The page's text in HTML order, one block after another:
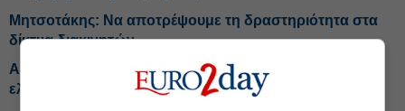
Μητσοτάκης: Να αποτρέψουμε τη δραστηριότητα στα
δίκτυα διακινητών
Alpha Bank συνεργασία με ΕΤΕπ για στήριξη της
ελληνικής επιχειρηματικότητας